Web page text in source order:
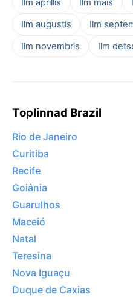
Ilm aprillis Ilm mais
Ilm augustis
Ilm
Ilm novembris
Ilm
Toplinnad Brazil
Rio de Janeiro
Curitiba
Recife
Goiânia
Guarulhos
Maceió
Natal
Teresina
Nova Iguaçu
Duque de Caxias